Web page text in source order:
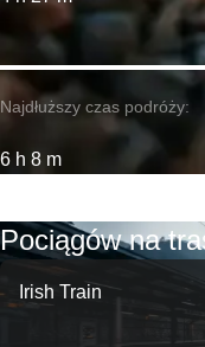
Najdłuższy czas podróży:
6 h 8 m
Pociągów na
Irish Train